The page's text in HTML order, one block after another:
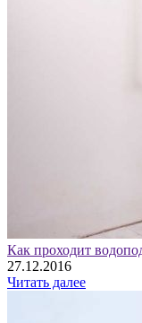
Как проходит
27.12.2016
Читать далее